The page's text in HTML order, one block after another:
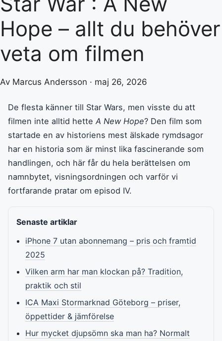
Hope – allt du behöver
veta om filmen
Av Marcus Andersson · maj 26, 2026
De flesta känner till Star Wars, men visste du att
filmen inte alltid hette A New Hope? Den film som
startade en av historiens mest älskade rymdsagor
har en historia som är minst lika fascinerande som
handlingen, och här får du hela berättelsen om
namnbytet, visningsordningen och varför vi
fortfarande pratar om episod IV.
Senaste artiklar
iPhone 7 utan abonnemang – pris och framtid
2025
Vilken arm har man klockan på? Tradition,
praktik och stil
ICA Maxi Stormarknad Göteborg – priser,
öppettider & jämförelse
Hur mycket djupsömn ska man ha? Normalt